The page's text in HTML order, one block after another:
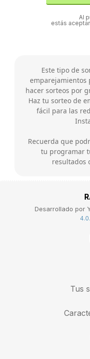
Al
estás
Este tipo de
emparejamientos
hacer sorteos por
Haz tu sorteo de
fácil para las
Recuerda que
tu programar
resultados
Desarrollado por
Tus